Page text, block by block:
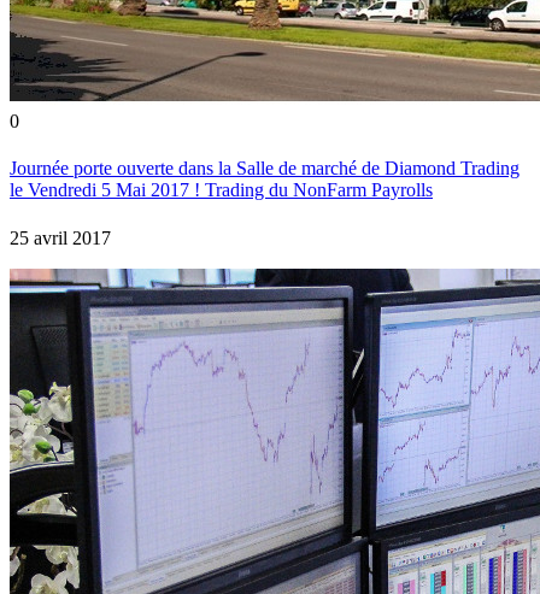
0
Journée porte ouverte dans la Salle de marché de Diamond Trading
le Vendredi 5 Mai 2017 ! Trading du NonFarm Payrolls
25 avril 2017